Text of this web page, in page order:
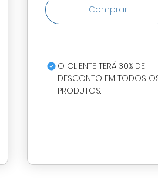
Comprar
O CLIENTE TERÁ 30% DE
DESCONTO EM TODOS
PRODUTOS.